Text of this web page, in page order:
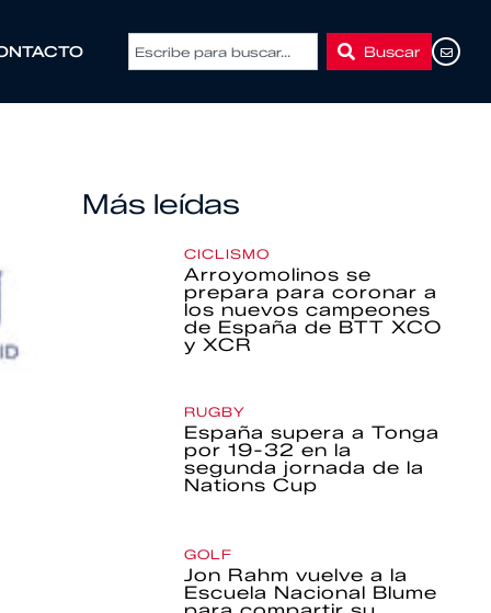
Buscar
Más leídas
CICLISMO
Arroyomolinos se
prepara para coronar a
los nuevos campeones
de España de BTT XCO
y XCR
RUGBY
España supera a Tonga
por 19-32 en la
segunda jornada de la
Nations Cup
GOLF
Jon Rahm vuelve a la
Escuela Nacional Blume